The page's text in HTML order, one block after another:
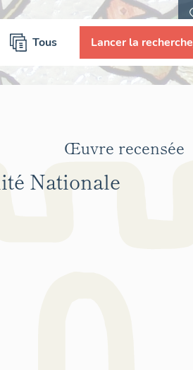
Tous Lancer la recherche
Nationale
Œuvre recensée